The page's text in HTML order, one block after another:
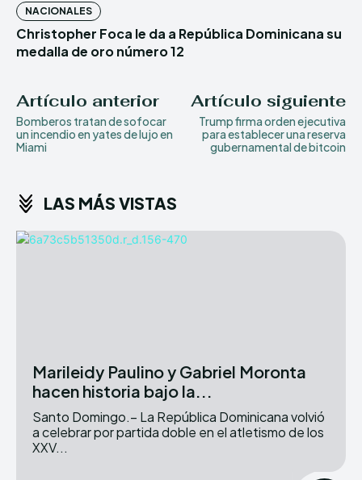
NACIONALES
Christopher Foca le da a República Dominicana su
medalla de oro número 12
Artículo anterior
Bomberos tratan de sofocar
un incendio en yates de lujo en
Miami
Artículo siguiente
Trump firma orden ejecutiva
para establecer una reserva
gubernamental de bitcoin
LAS MÁS VISTAS
Marileidy Paulino y Gabriel Moronta
hacen historia bajo la...
Santo Domingo.– La República Dominicana volvió
a celebrar por partida doble en el atletismo de los
XXV...